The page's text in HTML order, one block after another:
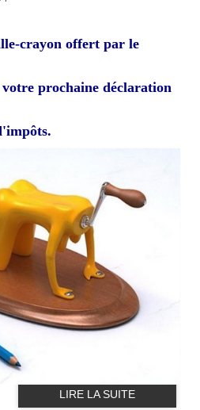
crayon offert par le
prochaine déclaration
LIRE LA SUITE